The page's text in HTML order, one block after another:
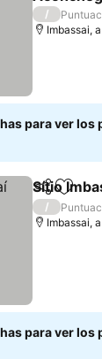
Ver
/
Imbassai,
para ver los
Compartir
Sítio
/
Imbassai,
para ver los